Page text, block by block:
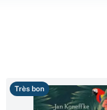
Très bon